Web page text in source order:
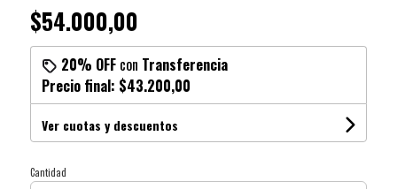
$54.000,00
20% OFFcon Transferencia
Precio final: $43.200,00
Ver cuotas y descuentos
Cantidad